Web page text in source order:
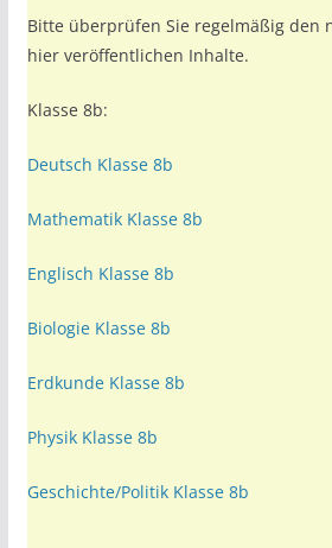
Bitte überprüfen Sie regelmäßig den
hier veröffentlichen Inhalte.
Klasse 8b:
Deutsch Klasse 8b
Mathematik Klasse 8b
Englisch Klasse 8b
Biologie Klasse 8b
Erdkunde Klasse 8b
Physik Klasse 8b
Geschichte/Politik Klasse 8b